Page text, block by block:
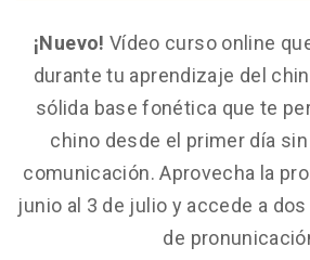
¡Nuevo! Vídeo curso online
durante tu aprendizaje del
sólida base fonética que te
chino desde el primer día
comunicación. Aprovecha la
junio al 3 de julio y accede a
de